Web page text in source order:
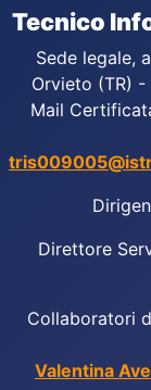
Tecnico
Sede legale,
Orvieto (TR)
Mail
Direttore
Collaboratori
Valentina